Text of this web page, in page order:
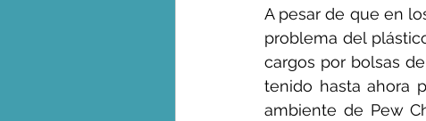
A pesar de que en
problema del
cargos por bolsas
tenido hasta ahora
ambiente de Pew